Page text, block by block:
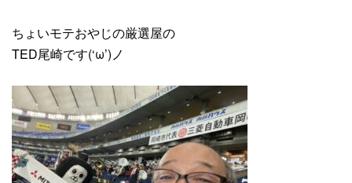
ちょいモテおやじの厳選屋の
TED尾崎です(‘ω’)ノ